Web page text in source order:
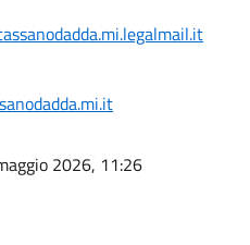
2026, 11:26